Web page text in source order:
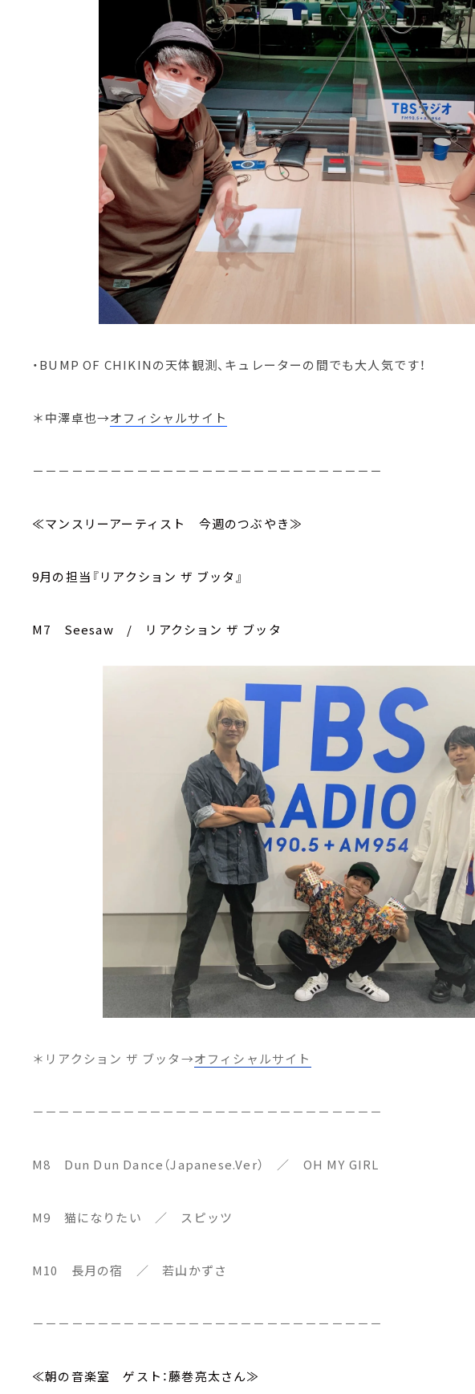
・BUMP OF CHIKINの天体観測、キュレーターの間でも大人気です！
＊中澤卓也→オフィシャルサイト
－－－－－－－－－－－－－－－－－－－－－－－－－－－
≪マンスリーアーティスト 今週のつぶやき≫
9月の担当『リアクション ザ ブッタ』
M7 Seesaw / リアクション ザ ブッタ
＊リアクション ザ ブッタ→オフィシャルサイト
－－－－－－－－－－－－－－－－－－－－－－－－－－－
M8 Dun Dun Dance（Japanese.Ver） ／ OH MY GIRL
M9 猫になりたい ／ スピッツ
M10 長月の宿 ／ 若山かずさ
－－－－－－－－－－－－－－－－－－－－－－－－－－－
≪朝の音楽室 ゲスト：藤巻亮太さん≫